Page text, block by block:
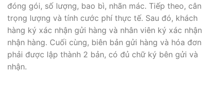
đóng gói, số lượng, bao bì, nhãn mác. Tiếp theo, cân
trọng lượng và tính cước phí thực tế. Sau đó, khách
hàng ký xác nhận gửi hàng và nhân viên ký xác nhận
nhận hàng. Cuối cùng, biên bản gửi hàng và hóa đơn
phải được lập thành 2 bản, có đủ chữ ký bên gửi và
nhận.